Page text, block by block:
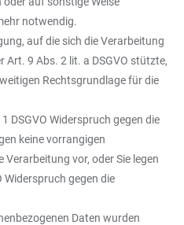
notwendig.
auf die sich die Verarbeitung
Art. 9 Abs. 2 lit. a DSGVO stützte,
Rechtsgrundlage für die
DSGVO Widerspruch gegen die
keine vorrangigen
vor, oder Sie legen
Widerspruch gegen die
Daten wurden